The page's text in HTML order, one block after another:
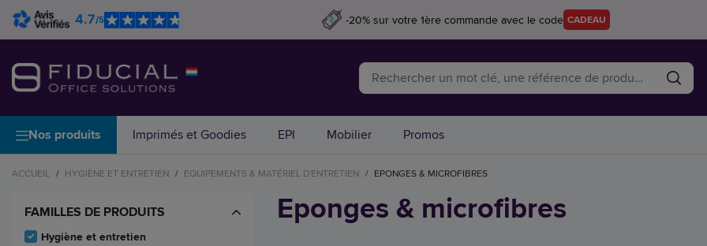
4.7/5 -20% sur votre 1ère commande avec le code CADEAU
Nos produits Imprimés et Goodies EPI Mobilier Promos
ACCUEIL / HYGIÈNE ET ENTRETIEN / EQUIPEMENTS & MATÉRIEL D'ENTRETIEN / EPONGES & MICROFIBRES
FAMILLES DE PRODUITS
Hygiène et entretien
Eponges & microfibres